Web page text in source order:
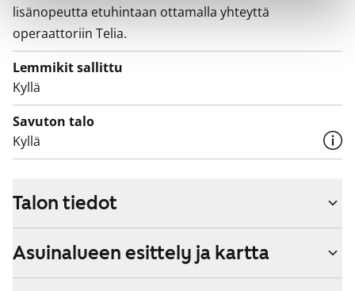
lisänopeutta etuhintaan ottamalla yhteyttä
operaattoriin Telia.
Lemmikit sallittu
Kyllä
Savuton talo
Kyllä
Talon tiedot
Asuinalueen esittely ja kartta